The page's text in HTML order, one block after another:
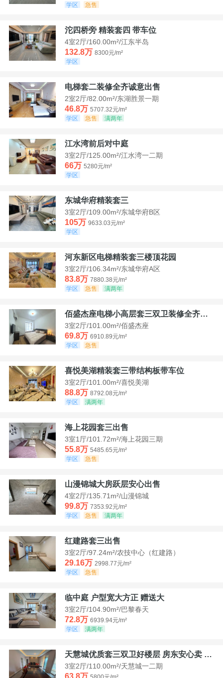
学区
急售
沱四桥旁 精装套四 带车位
4室2厅/160.00m²/江东半岛
132.8万 8300元/m²
学区
电梯套二装修全齐诚意出售
2室2厅/82.00m²/东湖胜景一期
46.8万 5707.32元/m²
学区
急售 满两年
江水湾前后对中庭
3室2厅/125.00m²/江水湾一二期
66万 5280元/m²
学区
东城华府精装套三
3室2厅/109.00m²/东城华府B区
105万 9633.03元/m²
学区
河东新区电梯精装套三楼顶花园
3室2厅/106.34m²/东城华府A区
83.8万 7880.38元/m²
学区
急售 满两年
佰盛杰座电梯小高层套三双卫装修全齐诚意出售
3室2厅/101.00m²/佰盛杰座
69.8万 6910.89元/m²
学区
急售
喜悦美湖精装套三带结构板带车位
3室2厅/101.00m²/喜悦美湖
88.8万 8792.08元/m²
学区
满两年
海上花园套三出售
3室1厅/101.72m²/海上花园三期
55.8万 5485.65元/m²
学区
急售
山漫锦城大房跃层安心出售
4室2厅/135.71m²/山漫锦城
99.8万 7353.92元/m²
学区
急售 满两年
红建路套三出售
3室2厅/97.24m²/农技中心（红建路）
29.16万 2998.77元/m²
学区
急售
临中庭 户型宽大方正 赠送大
3室2厅/104.90m²/巴黎春天
72.8万 6939.94元/m²
学区
满两年
天慧城优质套三双卫好楼层 房东安心卖 价格好谈
3室2厅/110.00m²/天慧城一二期
63.8万